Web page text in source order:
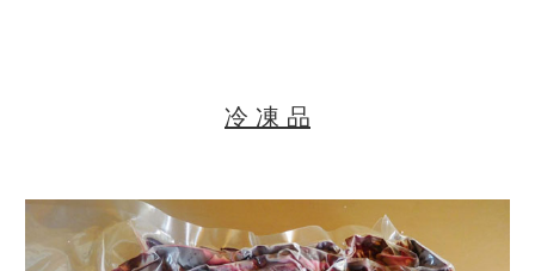
冷 凍 品